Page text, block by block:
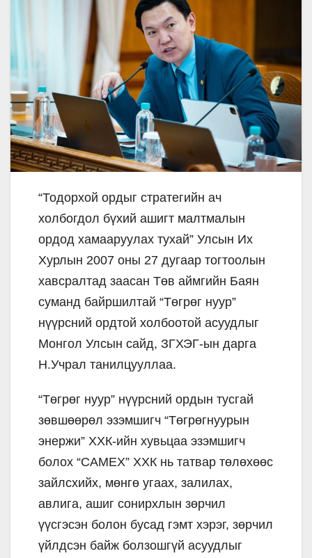
“Тодорхой ордыг стратегийн ач
холбогдол бүхий ашигт малтмалын
ордод хамааруулах тухай” Улсын Их
Хурлын 2007 оны 27 дугаар тогтоолын
хавсралтад заасан Төв аймгийн Баян
суманд байршилтай “Төгрөг нуур”
нүүрсний ордтой холбоотой асуудлыг
Монгол Улсын сайд, ЗГХЭГ-ын дарга
Н.Учрал танилцууллаа.
“Төгрөг нуур” нүүрсний ордын тусгай
зөвшөөрөл эзэмшигч “Төгрөгнуурын
энержи” ХХК-ийн хувьцаа эзэмшигч
болох “САМЕХ” ХХК нь татвар төлөхөөс
зайлсхийх, мөнгө угаах, залилах,
авлига, ашиг сонирхлын зөрчил
үүсгэсэн болон бусад гэмт хэрэг, зөрчил
үйлдсэн байж болзошгүй асуудлыг